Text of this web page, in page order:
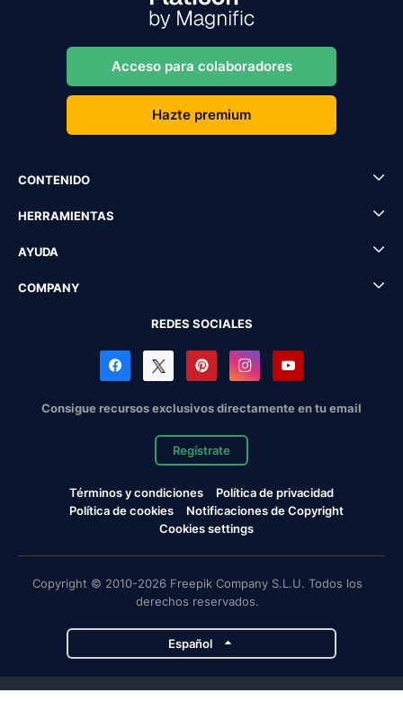
Acceso para colaboradores
Hazte premium
CONTENIDO
HERRAMIENTAS
AYUDA
COMPANY
REDES SOCIALES
Consigue recursos exclusivos directamente en tu email
Regístrate
Términos y condiciones
Política de privacidad
Política de cookies
Notificaciones de Copyright
Cookies settings
Copyright © 2010-2026 Freepik Company S.L.U. Todos los
derechos reservados.
Español